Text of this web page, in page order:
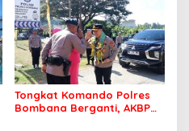
Tongkat Komando Polres
Bombana Berganti, AKBP